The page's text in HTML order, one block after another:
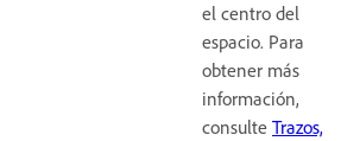
el centro del
espacio. Para
obtener más
información,
consulteTrazos,